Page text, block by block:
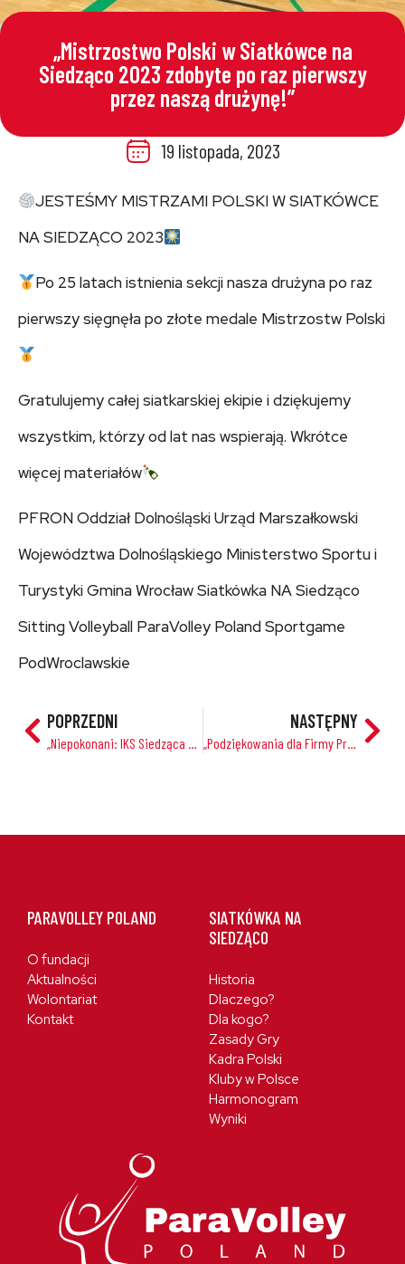
„Mistrzostwo Polski w Siatkówce na
Siedząco 2023 zdobyte po raz pierwszy
przez naszą drużynę!”
19 listopada, 2023
JESTEŚMY MISTRZAMI POLSKI W SIATKÓWCE
NA SIEDZĄCO 2023
Po 25 latach istnienia sekcji nasza drużyna po raz
pierwszy sięgnęła po złote medale Mistrzostw Polski
Gratulujemy całej siatkarskiej ekipie i dziękujemy
wszystkim, którzy od lat nas wspierają. Wkrótce
więcej materiałów
PFRON Oddział Dolnośląski Urząd Marszałkowski
Województwa Dolnośląskiego Ministerstwo Sportu i
Turystyki Gmina Wrocław Siatkówka NA Siedząco
Sitting Volleyball ParaVolley Poland Sportgame
PodWroclawskie
POPRZEDNI
„Niepokonani: IKS Siedząca Szczecin Po Dwóch Meczach Bez Porażki”
NASTĘPNY
„Podziękowania dla Firmy Proteka Laboratorium Ortopedyczne za Nieocenione Wsparcie Paravolley Aluron CMC”
PARAVOLLEY POLAND
O fundacji
Aktualności
Wolontariat
Kontakt
SIATKÓWKA NA
SIEDZĄCO
Historia
Dlaczego?
Dla kogo?
Zasady Gry
Kadra Polski
Kluby w Polsce
Harmonogram
Wyniki